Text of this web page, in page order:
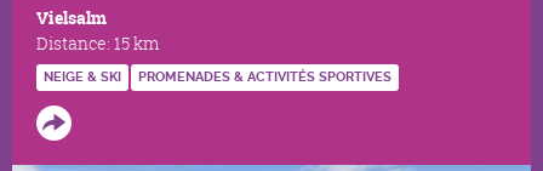
Vielsalm
Distance: 15 km
NEIGE & SKI PROMENADES & ACTIVITÉS SPORTIVES